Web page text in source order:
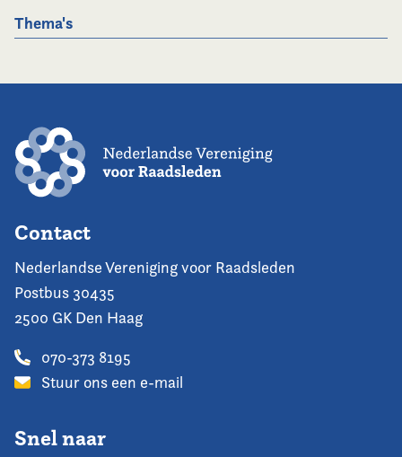
Thema's
Contact
Nederlandse Vereniging voor Raadsleden
Postbus 30435
2500 GK Den Haag
070-373 8195
Stuur ons een e-mail
Snel naar